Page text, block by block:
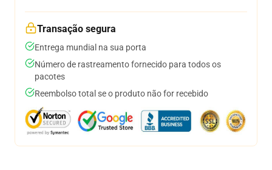
Transação segura
Entrega mundial na sua porta
Número de rastreamento fornecido para todos os
pacotes
Reembolso total se o produto não for recebido